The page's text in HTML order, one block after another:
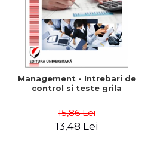
Management - Intrebari de
control si teste grila
15,86 Lei
13,48 Lei